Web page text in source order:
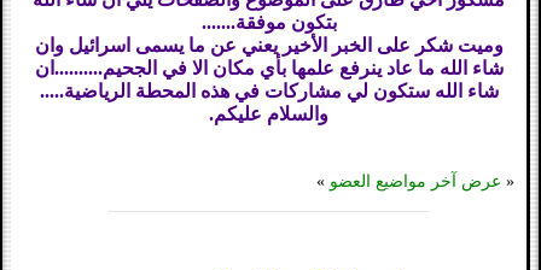
بتكون موفقة.......
وميت شكر على الخبر الأخير يعني عن ما يسمى اسرائيل وان
شاء الله ما عاد ينرفع علمها بأي مكان الا في الجحيم..........ان
شاء الله ستكون لي مشاركات في هذه المحطة الرياضية.....
والسلام عليكم.
« عرض آخر مواضيع العضو »